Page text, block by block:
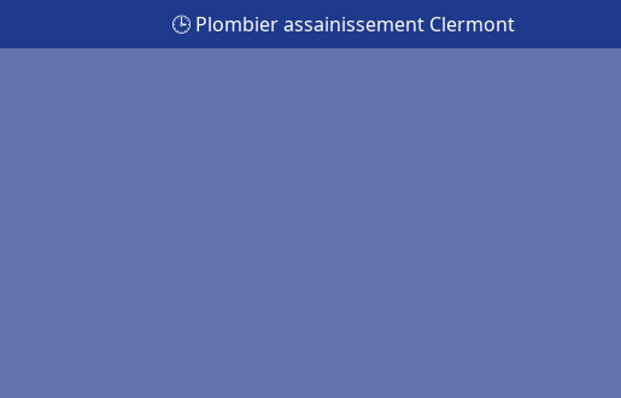
🕒 Plombier assainissement Clermont